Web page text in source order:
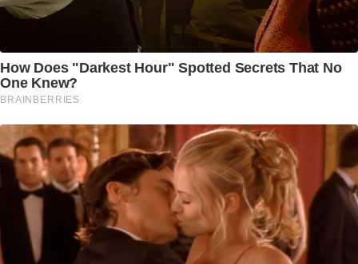
How Does "Darkest Hour" Spotted Secrets That No
One Knew?
BRAINBERRIES